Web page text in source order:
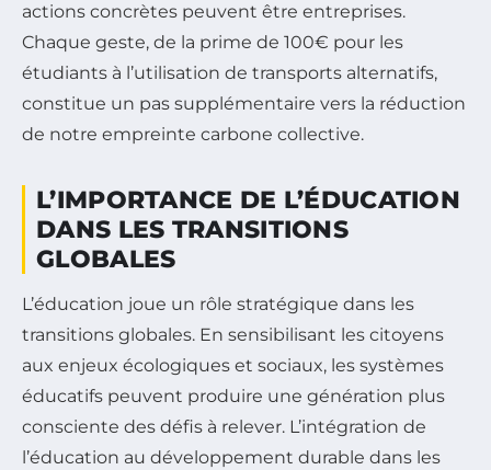
actions concrètes peuvent être entreprises.
Chaque geste, de la prime de 100€ pour les
étudiants à l’utilisation de transports alternatifs,
constitue un pas supplémentaire vers la réduction
de notre empreinte carbone collective.
L’IMPORTANCE DE L’ÉDUCATION
DANS LES TRANSITIONS
GLOBALES
L’éducation joue un rôle stratégique dans les
transitions globales. En sensibilisant les citoyens
aux enjeux écologiques et sociaux, les systèmes
éducatifs peuvent produire une génération plus
consciente des défis à relever. L’intégration de
l’éducation au développement durable dans les